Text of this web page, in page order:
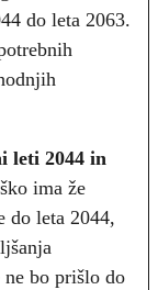
do leta 2063.
leti 2044 in
ima že
do leta 2044,
ne bo prišlo do